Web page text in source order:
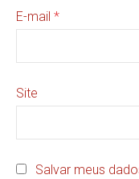
E-mail *
Site
Salvar meus